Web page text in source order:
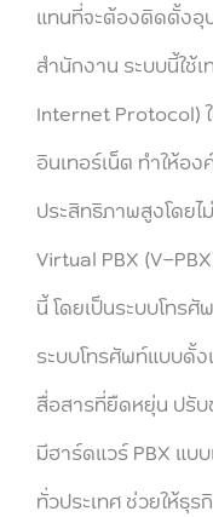
แทนที่จะต้องติดตั้งอุ
สำนักงาน ระบบนี้ใช้
Internet Protocol)
อินเทอร์เน็ต ทำให้อ
ประสิทธิภาพสูงโดย
Virtual PBX (V-
นี้ โดยเป็นระบบโทร
ระบบโทรศัพท์แบบดั้
สื่อสารที่ยืดหยุ่น ปรับ
มีฮาร์ดแวร์ PBX แบ
ทั่วประเทศ ช่วยให้ธุ